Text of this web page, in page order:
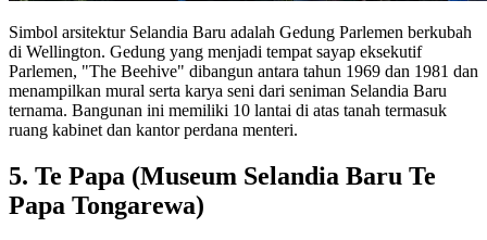
Simbol arsitektur Selandia Baru adalah Gedung Parlemen berkubah
di Wellington. Gedung yang menjadi tempat sayap eksekutif
Parlemen, "The Beehive" dibangun antara tahun 1969 dan 1981 dan
menampilkan mural serta karya seni dari seniman Selandia Baru
ternama. Bangunan ini memiliki 10 lantai di atas tanah termasuk
ruang kabinet dan kantor perdana menteri.
5. Te Papa (Museum Selandia Baru Te
Papa Tongarewa)